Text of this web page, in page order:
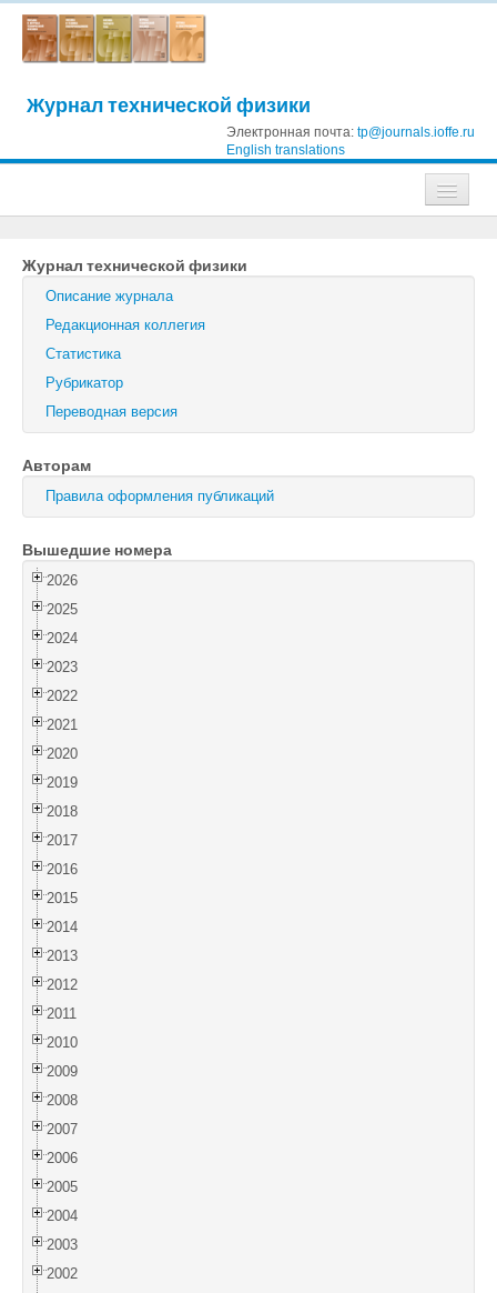
Журнал технической физики
Электронная почта: tp@journals.ioffe.ru
English translations
Журнал технической физики
Письма в Журнал технической физики
Физика твердого тела
Поиск
Журнал технической физики
Описание журнала
Редакционная коллегия
Статистика
Рубрикатор
Переводная версия
Авторам
Правила оформления публикаций
Вышедшие номера
2026
2025
2024
2023
2022
2021
2020
2019
2018
2017
2016
2015
2014
2013
2012
2011
2010
2009
2008
2007
2006
2005
2004
2003
2002